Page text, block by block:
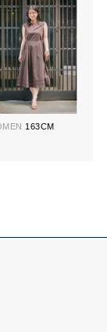
163CM